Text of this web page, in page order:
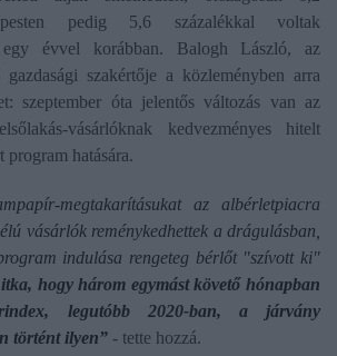
pedig 5,6 százalékkal voltak
egy évvel korábban. Balogh László, az
gazdasági szakértője a közleményben arra
szeptember óta jelentős változás van az
vásárlóknak kedvezményes hitelt
hatására.
megtakarításukat az albérletpiacra
vásárlók reménykedhettek a drágulásban,
indulása rengeteg bérlőt "szívott ki"
hogy három egymást követő hónapban
legutóbb 2020-ban, a járvány
történt ilyen” - tette hozzá.